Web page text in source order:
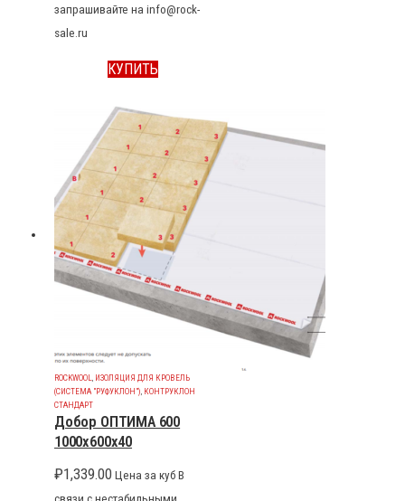
запрашивайте на info@rock-
sale.ru
КУПИТЬ
ROCKWOOL
ИЗОЛЯЦИЯ ДЛЯ КРОВЕЛЬ
(СИСТЕМА "РУФУКЛОН") КОНТРУКЛОН
СТАНДАРТ
Добор ОПТИМА 600
1000x600x40
₽1,339.00 Цена за куб В